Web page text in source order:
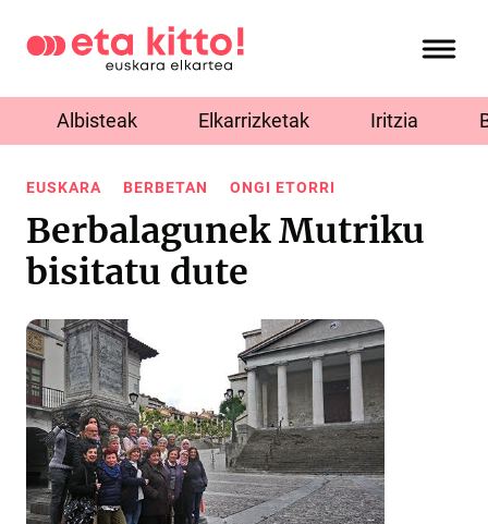
Albisteak Elkarrizketak Iritzia
EUSKARA BERBETAN ONGI ETORRI
Berbalagunek Mutriku
bisitatu dute